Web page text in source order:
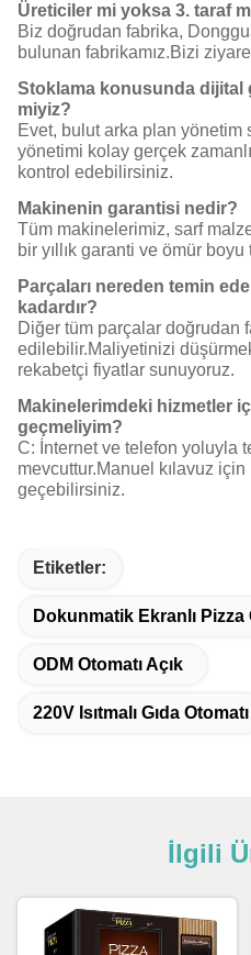
Üreticiler mi yoksa 3. taraf
Biz doğrudan fabrika,
bulunan fabrikamız.Bizi
Stoklama konusunda dijital
miyiz?
Evet, bulut arka plan yönetim
yönetimi kolay gerçek
kontrol edebilirsiniz.
Makinenin garantisi nedir?
Tüm makinelerimiz, sarf
bir yıllık garanti ve ömür
Parçaları nereden temin
kadardır?
Diğer tüm parçalar doğrudan
edilebilir.Maliyetinizi
rekabetçi fiyatlar sunuyoruz.
Makinelerimdeki hizmetler
geçmeliyim?
C: İnternet ve telefon yoluyla
mevcuttur.Manuel kılavuz
geçebilirsiniz.
Etiketler:
Dokunmatik Ekranlı Pizza
ODM Otomatı Açık
220V Isıtmalı Gıda Otomatı
İlgili